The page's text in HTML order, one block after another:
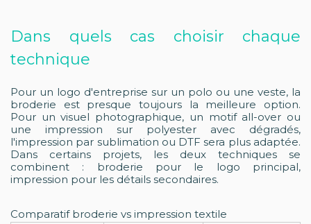
Dans quels cas choisir chaque
technique
Pour un logo d'entreprise sur un polo ou une veste, la
broderie est presque toujours la meilleure option.
Pour un visuel photographique, un motif all-over ou
une impression sur polyester avec dégradés,
l'impression par sublimation ou DTF sera plus adaptée.
Dans certains projets, les deux techniques se
combinent : broderie pour le logo principal,
impression pour les détails secondaires.
Comparatif broderie vs impression textile